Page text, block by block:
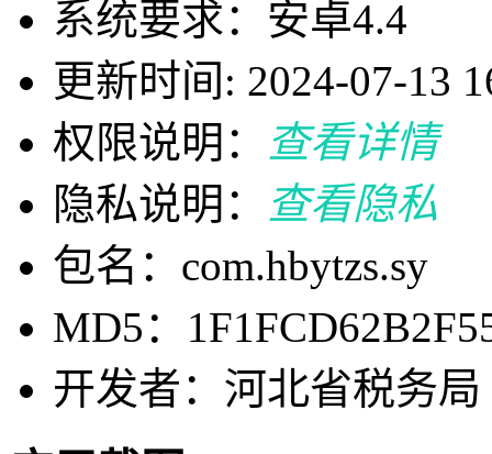
系统要求：安卓4.4
更新时间: 2024-07-13
权限说明：
查看详情
隐私说明：
查看隐私
包名：com.hbytzs.sy
MD5：
开发者：河北省税务局